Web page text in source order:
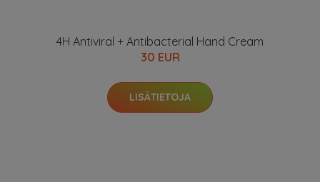
4H Antiviral + Antibacterial Hand Cream
30 EUR
LISÄTIETOJA